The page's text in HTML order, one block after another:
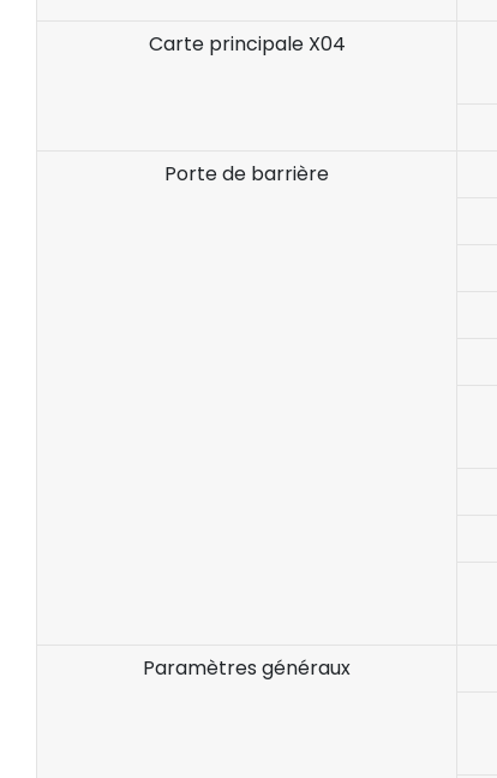
Carte principale X04
Porte de barrière
Paramètres généraux